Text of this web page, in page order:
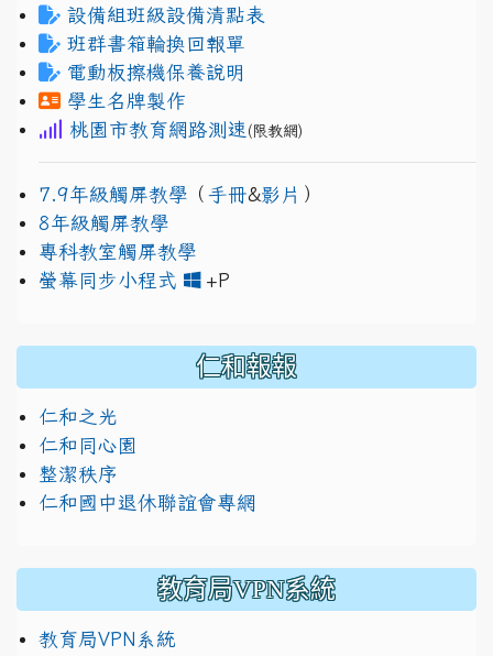
設備組班級設備清點表
班群書箱輪換回報單
電動板擦機保養說明
學生名牌製作
桃園市教育網路測速 (限教網)
7.9年級觸屏教學 （ 手冊&影片 ）
8年級觸屏教學
專科教室觸屏教學
螢幕同步小程式
+P
仁和報報
仁和之光
仁和同心園
整潔秩序
仁和國中退休聯誼會專網
教育局VPN系統
教育局VPN系統